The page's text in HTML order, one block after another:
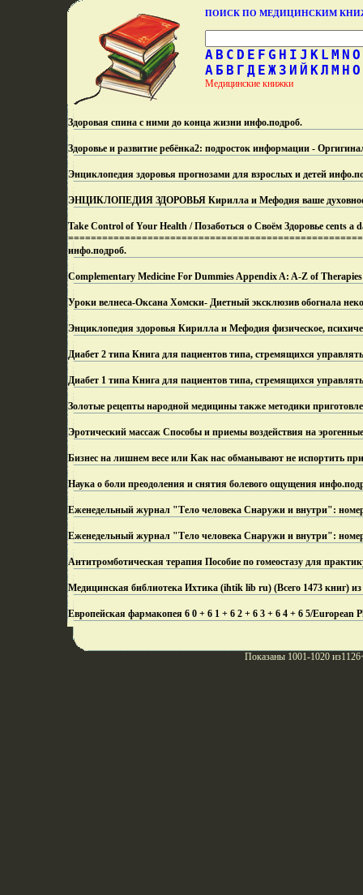
ПОИСК ПО МЕДИЦИНСКИМ
A B C D E F G H I J K L M N O
А Б В Г Д Е Ж З И Й КЛ М Н О
Медицинские книжки
Здоровая спина с ними до конца жизни инфо.подроб.
Здоровье и развитие ребёнка2: подросток информации -
Энциклопедия здоровья прогнозами для взрослых и детей инфо.
ЭНЦИКЛОПЕДИЯ ЗДОРОВЬЯ Кирилла и Мефодия ваше духовное
Take Control of Your Health / Позаботься о Своём Здоровье cents a
инфо.подроб.
Complementary Medicine For Dummies Appendix A: A-Z of
Уроки велнеса-Оксана Хомски- Диетный эксклюзив обогнала
Энциклопедия здоровья Кирилла и Мефодия физическое,
Диабет 2 типа Книга для пациентов типа, стремящихся
Диабет 1 типа Книга для пациентов типа, стремящихся
Золотые рецепты народной медицины также методики
Эротический массаж Способы и приемы воздействия на
Бизнес на лишнем весе или Как нас обманывают не испортить
Наука о боли преодоления и снятия болевого ощущения инфо.
Еженедельный журнал "Тело человека Снаружи и внутри":
Еженедельный журнал "Тело человека Снаружи и внутри":
Антитромботическая терапия Пособие по гомеостазу для
Медицинская библиотека Ихтика (ihtik lib ru) (Всего 1473 книг)
Европейская фармакопея 6 0 + 6 1 + 6 2 + 6 3 + 6 4 + 6 5/European
Показаны 1001-1020